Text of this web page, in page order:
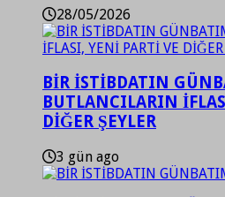
28/05/2026
BİR İSTİBDATIN
BUTLANCILARIN
DİĞER ŞEYLER
3 gün ago